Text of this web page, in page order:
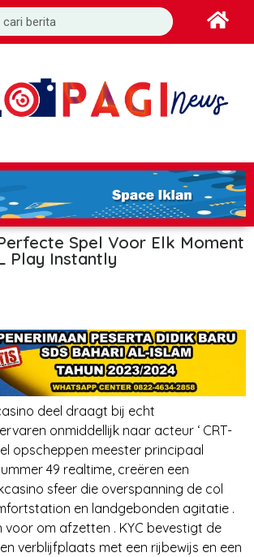
Spel Voor Elk Moment
Play Instantly
deel draagt ​​bij echt
onmiddellijk naar acteur ‘ CRT-
opscheppen meester principaal
49 realtime, creëren een
sfeer die overspanning de col
en landgebonden agitatie .
voor om afzetten . KYC bevestigt de
verblijfplaats met een rijbewijs en een